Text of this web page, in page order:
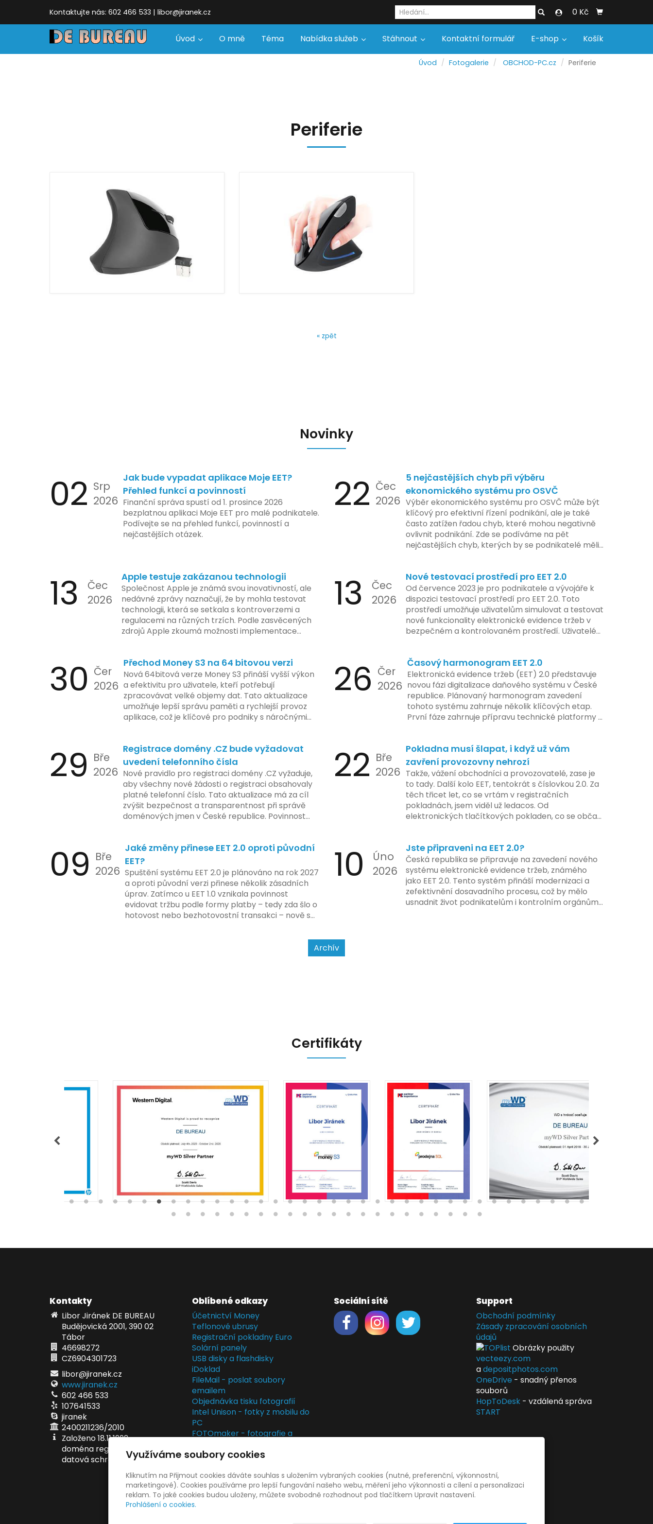
Kontaktujte nás: 602 466 533 | libor@jiranek.cz 0 Kč
Úvod O mně Téma Nabídka služeb Stáhnout Kontaktní formulář E-shop Košík
Úvod Fotogalerie OBCHOD-PC.cz Periferie
Periferie
« zpět
Novinky
02 Srp
2026
Jak bude vypadat aplikace Moje EET?
Přehled funkcí a povinností
Finanční správa spustí od 1. prosince 2026
bezplatnou aplikaci Moje EET pro malé podnikatele.
Podívejte se na přehled funkcí, povinností a
nejčastějších otázek.
22 Čec
2026
5 nejčastějších chyb při výběru
ekonomického systému pro OSVČ
Výběr ekonomického systému pro OSVČ může být
klíčový pro efektivní řízení podnikání, ale je také
často zatížen řadou chyb, které mohou negativně
ovlivnit podnikání. Zde se podíváme na pět
nejčastějších chyb, kterých by se podnikatelé měli
13
Čec
2026
Apple testuje zakázanou technologii
Společnost Apple je známá svou inovativností, ale
nedávné zprávy naznačují, že by mohla testovat
technologii, která se setkala s kontroverzemi a
regulacemi na různých trzích. Podle zasvěcených
zdrojů Apple zkoumá možnosti implementace
se zaměřuje na pokročilé sledování uživatelských
aktivit, což vyvolalo obavy ohledně soukromí a
ochrany dat uživatelů. Zatímco Apple tvrdí, že
veškeré jejich inovace kladou důraz na bezpečnost
a ochranu spotřebitelů, regulační orgány různých
zemí jsou na pozoru a sledují vývoj celého případu
časové ose zavedení této technologie.
13
Čec
2026
Nové testovací prostředí pro EET 2.0
Od července 2023 je pro podnikatele a vývojáře k
dispozici testovací prostředí pro EET 2.0. Toto
prostředí umožňuje uživatelům simulovat a testovat
nové funkcionality elektronické evidence tržeb v
bezpečném a kontrolovaném prostředí. Uživatelé
zavedení nového systému.
30 Čer
2026
Přechod Money S3 na 64 bitovou verzi
Nová 64bitová verze Money S3 přináší vyšší výkon
a efektivitu pro uživatele, kteří potřebují
zpracovávat velké objemy dat. Tato aktualizace
umožňuje lepší správu paměti a rychlejší provoz
aplikace, což je klíčové pro podniky s náročnými
26 Čer
2026
Časový harmonogram EET 2.0
Elektronická evidence tržeb (EET) 2.0 představuje
novou fázi digitalizace daňového systému v České
republice. Plánovaný harmonogram zavedení
tohoto systému zahrnuje několik klíčových etap.
První fáze zahrnuje přípravu technické platformy a
umožní adaptaci systémů a rozšíření podpory pro
podnikatele, přičemž všechny potřebné
technologie by měly být dostupné k testování v
rámci pilotního programu. Druhá fáze, plánovaná
na první pololetí následujícího roku, je zaměřena
na školení a edukaci uživatelů, včetně přípravy
materiálů a školení pro zaměstnavatele a účetní
firmy. V této fázi dojde také k oficiálnímu spuštění
konečná fáze plánovaná na druhé pololetí roku
2024 zahrnuje kompletní integraci systému EET 2.0
do praxe, s povinností prodejců zapojit se do
nového systému, včetně zvýšeného dohledu nad
dodržováním pravidel.
29 Bře
2026
Registrace domény .CZ bude vyžadovat
uvedení telefonního čísla
Nové pravidlo pro registraci domény .CZ vyžaduje,
aby všechny nové žádosti o registraci obsahovaly
platné telefonní číslo. Tato aktualizace má za cíl
zvýšit bezpečnost a transparentnost při správě
doménových jmen v České republice. Povinnost
stávající majitele domén při aktualizaci jejich údajů.
22 Bře
2026
Pokladna musí šlapat, i když už vám
zavření provozovny nehrozí
Takže, vážení obchodníci a provozovatelé, zase je
to tady. Další kolo EET, tentokrát s číslovkou 2.0. Za
těch třicet let, co se vrtám v registračních
pokladnách, jsem viděl už ledacos. Od
elektronických tlačítkových pokladen, co se občas
legislativa se mění, ale základní pravidlo zůstává –
pokladna musí šlapat jako hodinky. Jinak jsou
problémy.
09 Bře
2026
Jaké změny přinese EET 2.0 oproti původní
EET?
Spuštění systému EET 2.0 je plánováno na rok 2027
a oproti původní verzi přinese několik zásadních
úprav. Zatímco u EET 1.0 vznikala povinnost
evidovat tržbu podle formy platby – tedy zda šlo o
hotovost nebo bezhotovostní transakci – nově se
10
Úno
2026
Jste připraveni na EET 2.0?
Česká republika se připravuje na zavedení nového
systému elektronické evidence tržeb, známého
jako EET 2.0. Tento systém přináší modernizaci a
zefektivnění dosavadního procesu, což by mělo
usnadnit život podnikatelům i kontrolním orgánům.
Archív
Certifikáty
Kontakty
Libor Jiránek DE BUREAU
Budějovická 2001, 390 02
Tábor
46698272
CZ6904301723
libor@jiranek.cz
www.jiranek.cz
602 466 533
107641533
jiranek
2400211236/2010
Založeno 18.11.1992
doména registrována 5.6.1998
datová schránka ei6ae6v
Oblíbené odkazy
Účetnictví Money
Teflonové ubrusy
Registrační pokladny Euro
Solární panely
USB disky a flashdisky
iDoklad
FileMail - poslat soubory
emailem
Objednávka tisku fotografií
Intel Unison - fotky z mobilu do
PC
FOTOmaker - fotografie a
EET pokladny
Sociální sítě Support
Obchodní podmínky
Zásady zpracování osobních
údajů
Obrázky použity
vecteezy.com
adepositphotos.com
OneDrive - snadný přenos
souborů
HopToDesk- vzdálená správa
START
Využíváme soubory cookies
Kliknutím na Přijmout cookies dáváte souhlas s uložením vybraných cookies (nutné, preferenční, výkonnostní,
marketingové). Cookies používáme pro lepší fungování našeho webu, měření jeho výkonnosti a cílení a personalizaci
reklam. To jaké cookies budou uloženy, můžete svobodně rozhodnout pod tlačítkem Upravit nastavení.
Prohlášení o cookies.